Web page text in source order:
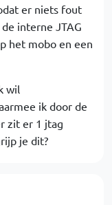
er niets fout
interne JTAG
het mobo en een
wil
ik door de
zit er 1 jtag
je dit?